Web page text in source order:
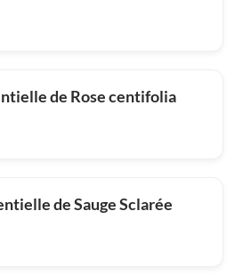
de Rose centifolia
de Sauge Sclarée